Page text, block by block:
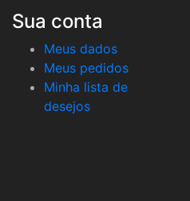
Sua conta
Meus dados
Meus pedidos
Minha lista de
desejos